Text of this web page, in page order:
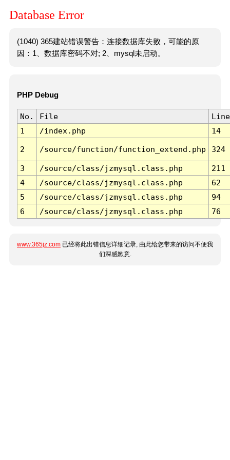
Database Error
(1040) 365建站错误警告：连接数据库失败，可能的原
因：1、数据库密码不对; 2、mysql未启动。
PHP Debug
No. File
Line
1
/index.php 14
2 /source/function/function_extend.php 324
3 /source/class/jzmysql.class.php
211
4
/source/class/jzmysql.class.php
62
5
/source/class/jzmysql.class.php
94
6
/source/class/jzmysql.class.php 76
www.365jz.com 已经将此出错信息详细记录, 由此给您带来的访问不便我
们深感歉意.